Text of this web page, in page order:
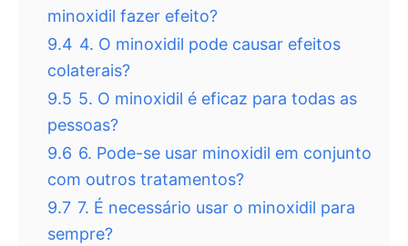
minoxidil fazer efeito?
9.4 4. O minoxidil pode causar efeitos
colaterais?
9.5 5. O minoxidil é eficaz para todas as
pessoas?
9.6 6. Pode-se usar minoxidil em conjunto
com outros tratamentos?
9.7 7. É necessário usar o minoxidil para
sempre?